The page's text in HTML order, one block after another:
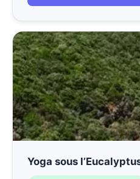
Yoga sous